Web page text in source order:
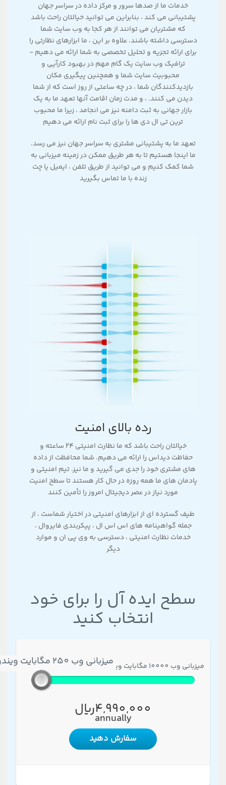
خدمات ما از صدها سرور و مرکز داده در سراسر جهان
پشتیبانی می کند ، بنابراین می توانید خیالتان راحت باشد
که مشتریان می توانند از هر کجا به وب سایت شما
دسترسی داشته باشند. علاوه بر این ، ما ابزارهای نظارتی را
برای ارائه تجزیه و تحلیل تخصصی به شما ارائه می دهیم -
ترافیک وب سایت یک گام مهم در بهبود کارآیی و
محبوبیت سایت شما و همچنین پیگیری مکان
بازدیدکنندگان شما ، در چه ساعتی از روز است که از شما
دیدن می کنند. ، و مدت زمان اقامت آنها تعهد ما به یک
بازار جهانی به ثبت دامنه نیز می انجامد ، زیرا ما محبوب
ترین تی ال دی ها را برای ثبت نام ارائه می دهیم
تعهد ما به پشتیبانی مشتری به سراسر جهان نیز می رسد.
ما اینجا هستیم تا به هر طریق ممکن در زمینه میزبانی به
شما کمک کنیم و می توانید از طریق تلفن ، ایمیل یا چت
زنده با ما تماس بگیرید
رده بالای امنیت
خیالتان راحت باشد که ما نظارت امنیتی 24 ساعته و
حفاظت دیداس را ارائه می دهیم. شما محافظت از داده
های مشتری خود را جدی می گیرید و ما نیز. تیم امنیتی و
پادمان های ما همه روزه در حال کار هستند تا سطح امنیت
مورد نیاز در عصر دیجیتال امروز را تأمین کنند
طیف گسترده ای از ابزارهای امنیتی در اختیار شماست ، از
جمله گواهینامه های اس اس ال ، پیکربندی فایروال ،
خدمات نظارت امنیتی ، دسترسی به وی پی ان و موارد
دیگر
سطح ایده آل را برای خود
انتخاب کنید
میزبانی وب 250 مگابایت ویندوز ایران
میزبانی وب 250 مگابایت ویندوز ایران میزبانی وب 10000 مگابایت ویندوز ایران
4,990,000ریال
annually
سفارش دهید